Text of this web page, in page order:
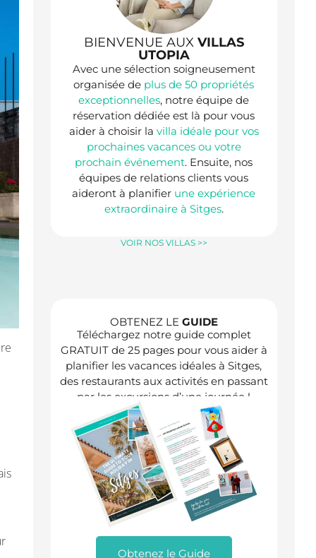
BIENVENUE AUX VILLAS
UTOPIA
Avec une sélection soigneusement
organisée de plus de 50 propriétés
exceptionnelles, notre équipe de
réservation dédiée est là pour vous
aider à choisir la villa idéale pour vos
prochaines vacances ou votre
prochain événement. Ensuite, nos
équipes de relations clients vous
aideront à planifier une expérience
extraordinaire à Sitges.
VOIR NOS VILLAS >>
OBTENEZ LE GUIDE
Téléchargez notre guide complet
GRATUIT de 25 pages pour vous aider à
planifier les vacances idéales à Sitges,
des restaurants aux activités en passant
par les excursions d’une journée !
Obtenez le Guide